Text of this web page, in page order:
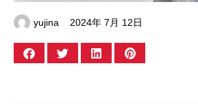
yujina 2024年 7月 12日